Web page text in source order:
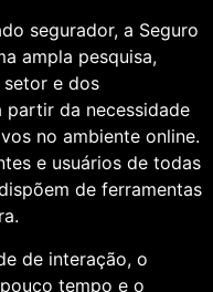
segurador, a Seguro
ampla pesquisa,
setor e dos
partir da necessidade
no ambiente online.
e usuários de todas
de ferramentas
de interação, o
tempo e o